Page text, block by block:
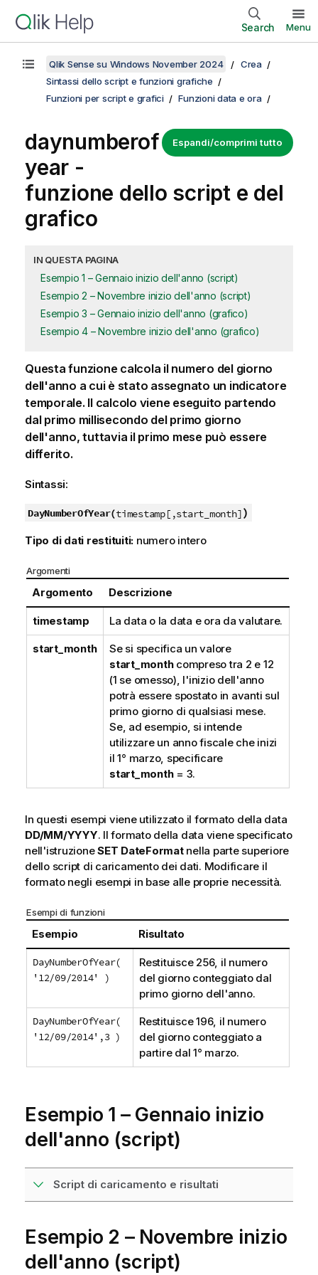
Search Menu
Qlik Sense su Windows November 2024
Crea
Sintassi dello script e funzioni grafiche
Funzioni per script e grafici
Funzioni data e ora
Espandi/comprimi tutto
daynumberof
year -
funzione dello script e del
grafico
IN QUESTA PAGINA
Esempio 1 – Gennaio inizio dell'anno (script)
Esempio 2 – Novembre inizio dell'anno (script)
Esempio 3 – Gennaio inizio dell'anno (grafico)
Esempio 4 – Novembre inizio dell'anno (grafico)
Questa funzione calcola il numero del giorno
dell'anno a cui è stato assegnato un indicatore
temporale. Il calcolo viene eseguito partendo
dal primo millisecondo del primo giorno
dell'anno, tuttavia il primo mese può essere
differito.
Sintassi:
DayNumberOfYear(timestamp[,start_month])
Tipo di dati restituiti: numero intero
Argomenti
Argomento Descrizione
timestamp La data o la data e ora da valutare.
start_month
Se si specifica un valore
start_monthcompreso tra 2 e 12
(1 se omesso), l'inizio dell'anno
potrà essere spostato in avanti sul
primo giorno di qualsiasi mese.
Se, ad esempio, si intende
utilizzare un anno fiscale che inizi
il 1° marzo, specificare
start_month= 3.
In questi esempi viene utilizzato il formato della data
DD/MM/YYYY. Il formato della data viene specificato
nell'istruzioneSET DateFormatnella parte superiore
dello script di caricamento dei dati. Modificare il
formato negli esempi in base alle proprie necessità.
Esempi di funzioni
Esempio Risultato
DayNumberOfYear(
'12/09/2014' )
Restituisce 256, il numero
del giorno conteggiato dal
primo giorno dell'anno.
DayNumberOfYear(
'12/09/2014',3 )
Restituisce 196, il numero
del giorno conteggiato a
partire dal 1° marzo.
Esempio 1 – Gennaio inizio
dell'anno (script)
Script di caricamento e risultati
Esempio 2 – Novembre inizio
dell'anno (script)